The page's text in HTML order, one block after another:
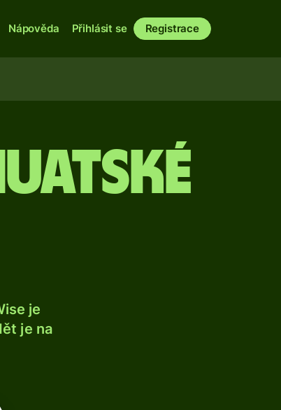
Nápověda Přihlásit se Registrace
je
je na